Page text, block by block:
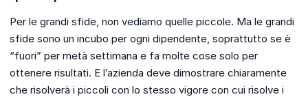
Per le grandi sfide, non vediamo quelle piccole. Ma le grandi
sfide sono un incubo per ogni dipendente, soprattutto se è
“fuori” per metà settimana e fa molte cose solo per
ottenere risultati. E l’azienda deve dimostrare chiaramente
che risolverà i piccoli con lo stesso vigore con cui risolve i